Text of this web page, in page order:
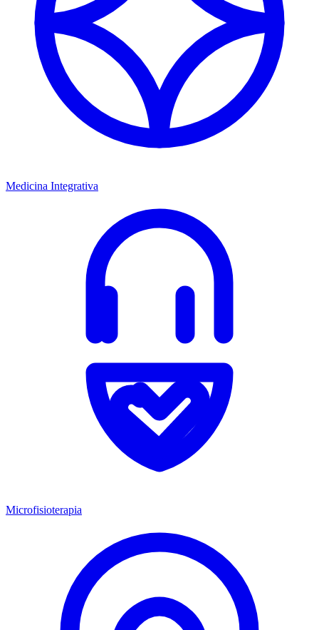
Medicina Integrativa
Microfisioterapia